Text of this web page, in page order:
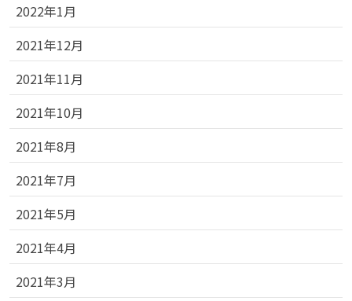
2022年1月
2021年12月
2021年11月
2021年10月
2021年8月
2021年7月
2021年5月
2021年4月
2021年3月